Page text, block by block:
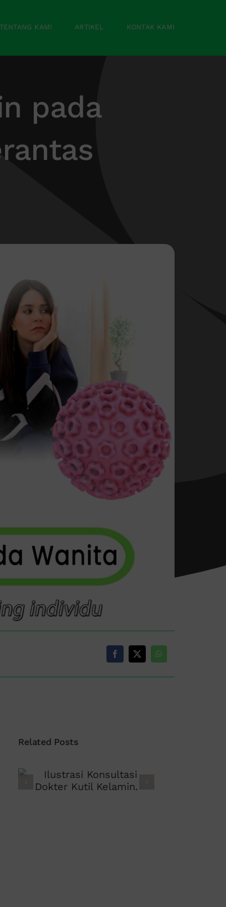
KAMI ARTIKEL KONTAK KAMI
pada
Related Posts